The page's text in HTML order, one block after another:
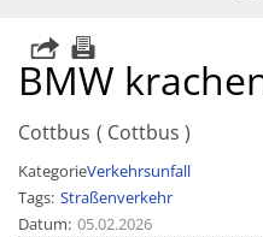
BMW
Cottbus Cottbus
KategorieVerkehrsunfall
Tags Straßenverkehr
Datum 05.02.2026